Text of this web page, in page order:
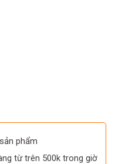
phẩm
từ trên 500k trong giờ